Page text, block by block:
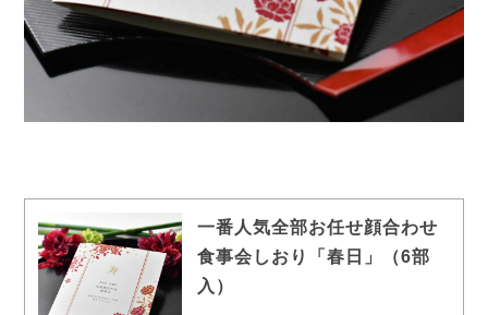
一番人気全部お任せ顔合わせ
食事会しおり「春日」（6部
入）